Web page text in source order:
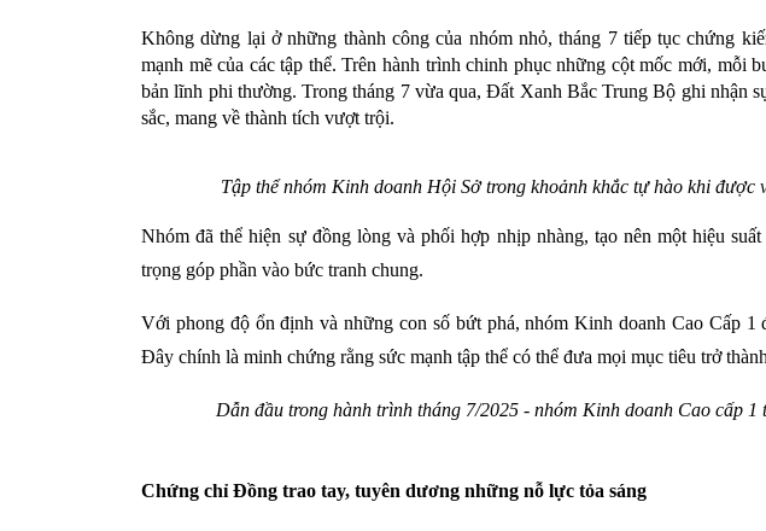
Không dừng lại ở những thành công của nhóm nhỏ, tháng 7 tiếp tục chứng
mạnh mẽ của các tập thể. Trên hành trình chinh phục những cột mốc mới, mỗi
bản lĩnh phi thường. Trong tháng 7 vừa qua, Đất Xanh Bắc Trung Bộ ghi nhận
sắc, mang về thành tích vượt trội.
Tập thể nhóm Kinh doanh Hội Sở trong khoảnh khắc tự hào khi
Nhóm đã thể hiện sự đồng lòng và phối hợp nhịp nhàng, tạo nên một hiệu
trọng góp phần vào bức tranh chung.
Với phong độ ổn định và những con số bứt phá, nhóm Kinh doanh Cao Cấp 1
Đây chính là minh chứng rằng sức mạnh tập thể có thể đưa mọi mục tiêu trở
Dẫn đầu trong hành trình tháng 7/2025 - nhóm Kinh doanh Cao cấp
Chứng chỉ Đồng trao tay, tuyên dương những nỗ lực tỏa sáng